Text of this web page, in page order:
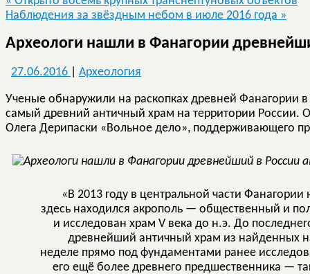
Наблюдения за звёздным небом в июле 2016 года »
Археологи нашли в Фанагории
27.06.2016 Археология
Ученые обнаружили на раскопках древней Фанагории
самый древний античный храм на территории России.
Олега Дерипаски «Вольное дело», поддерживающего
«В 2013 году в центральной части
здесь находился акрополь — общественный и
и исследован храм V века до н.э. До
древнейший античный храм из найденных
неделе прямо под фундаментами ранее
его ещё более древнего предшественника —